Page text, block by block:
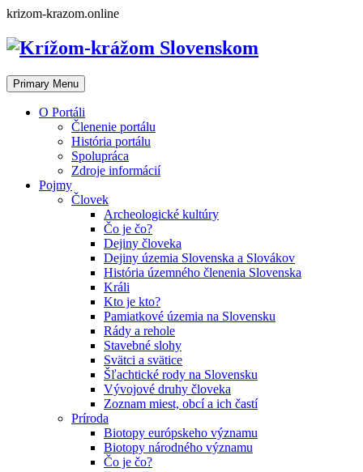
Skip
content
krizom-krazom.online
Primary Menu
O Portáli
Členenie portálu
História portálu
Spolupráca
Zdroje informácií
Pojmy
Človek
Archeologické kultúry
Čo je čo?
Dejiny človeka
Dejiny územia Slovenska a Slovákov
História územného členenia Slovenska
Králi
Kto je kto?
Pamiatkové územia na Slovensku
Rády a rehole
Stavebné slohy
Svätci a svätice
Šľachtické rody na Slovensku
Vývojové druhy človeka
Zoznam miest, obcí a ich častí
Príroda
Biotopy európskeho významu
Biotopy národného významu
Čo je čo?